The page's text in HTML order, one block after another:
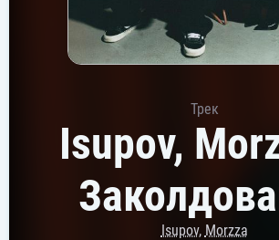
Трек
Isupov,
Isupov, Morzza